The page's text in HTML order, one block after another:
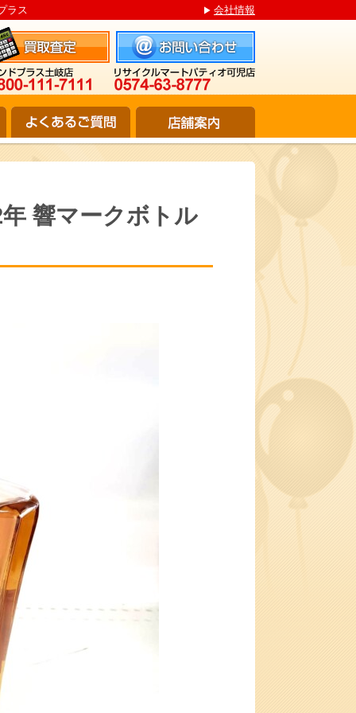
ラス 会社情報
響マークボトル